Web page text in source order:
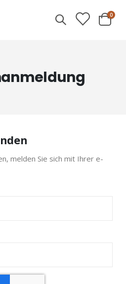
Cart
0
melden Sie sich mit Ihrer e-